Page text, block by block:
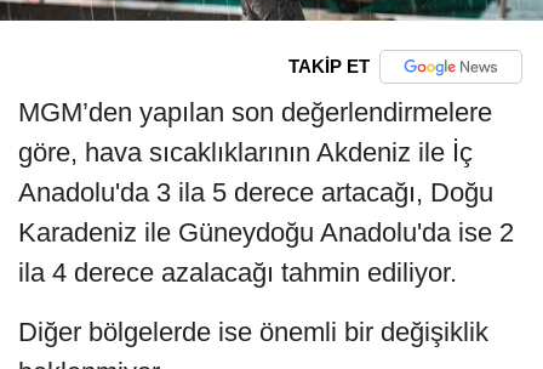
TAKİP ET
MGM’den yapılan son değerlendirmelere
göre, hava sıcaklıklarının Akdeniz ile İç
Anadolu'da 3 ila 5 derece artacağı, Doğu
Karadeniz ile Güneydoğu Anadolu'da ise 2
ila 4 derece azalacağı tahmin ediliyor.
Diğer bölgelerde ise önemli bir değişiklik